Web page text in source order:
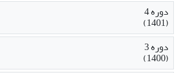
دوره 4
(1401)
دوره 3
(1400)